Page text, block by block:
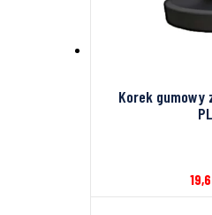
Korek gumowy